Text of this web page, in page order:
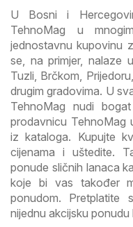
U Bosni i
TehnoMag u
jednostavnu kupovinu
se, na primjer, nalaze
Tuzli, Brčkom,
drugim gradovima. U
TehnoMag nudi
prodavnicu TehnoMag
iz kataloga. Kupujte
cijenama i uštedite.
ponude sličnih lanaca
koje bi vas također
ponudom.
nijednu akcijsku